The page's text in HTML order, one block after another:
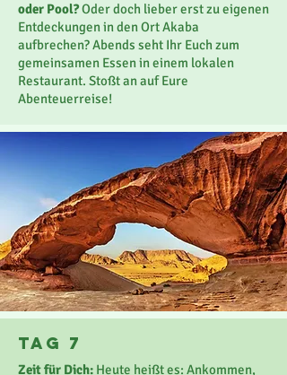
oder Pool?Oder doch lieber erst zu eigenen
Entdeckungen in den Ort Akaba
aufbrechen? Abends seht Ihr Euch zum
gemeinsamen Essen in einem lokalen
Restaurant. Stoßt an auf Eure
Abenteuerreise!
Tag 7
Zeit für Dich: Heute heißt es: Ankommen,